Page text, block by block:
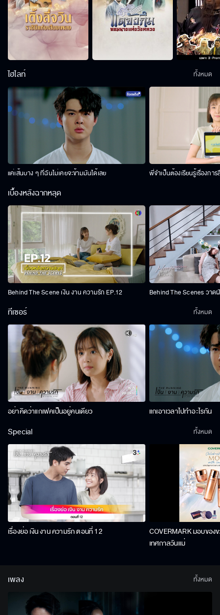
ไฮไลท์
แค่เส้นบาง ๆ ที่ฉันไม่เคยจะข้ามมันได้เลย พี่จำเป็นต้องเรียนรู้เรื่องการ
ทั้งหมด
เบื้องหลังฉากหลุด
Behind The Scene เงิน งาน ความรัก EP.12 Behind The Scenes วาด
ทีเซอร์
อย่าคิดว่าแกเฟคเป็นอยู่คนเดียว แกเอาเวลาไปทำอะไรกัน
ทั้งหมด
Special
เรื่องย่อ เงิน งาน ความรัก ตอนที่ 12
COVERMARK มอบขอ
เทศกาลวันแม่
ทั้งหมด
เพลง ทั้งหมด